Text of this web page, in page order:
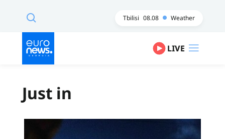
Tbilisi 08.08 Weather
LIVE
Just in